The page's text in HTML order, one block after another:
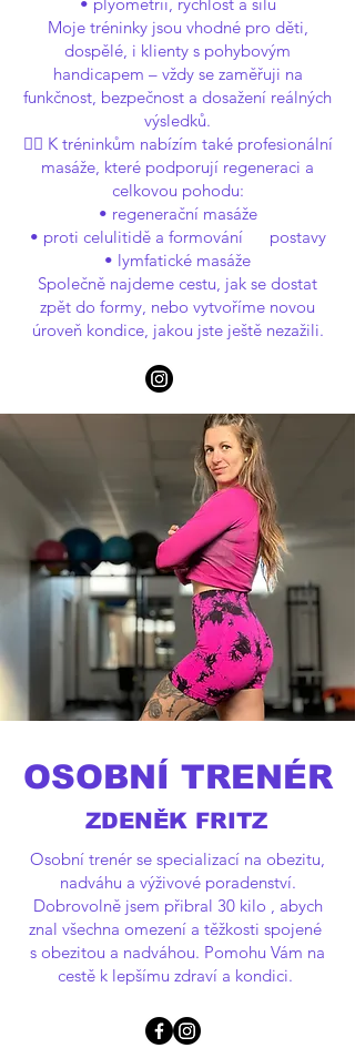
Moje tréninky jsou vhodné pro děti,
dospělé, i klienty s pohybovým
handicapem – vždy se zaměřuji na
funkčnost, bezpečnost a dosažení reálných
výsledků.
💆‍♀️ K tréninkům nabízím také profesionální
masáže, které podporují regeneraci a
celkovou pohodu:
• regenerační masáže
• proti celulitidě a formování postavy
• lymfatické masáže
Společně najdeme cestu, jak se dostat
zpět do formy, nebo vytvoříme novou
úroveň kondice, jakou jste ještě nezažili.
OSOBNÍ TRENÉR
ZDENĚK FRITZ
Osobní trenér se specializací na obezitu,
nadváhu a výživové poradenství.
Dobrovolně jsem přibral 30 kilo , abych
znal všechna omezení a těžkosti spojené
s obezitou a nadváhou. Pomohu Vám na
cestě k lepšímu zdraví a kondici.